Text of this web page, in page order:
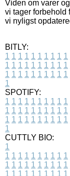
Viden om varer
vi tager forbehold
vi nyligst
BITLY:
1 1 1 1 1 1 1 1 1 1
1 1 1 1 1 1 1 1 1 1
1 1 1 1 1 1 1 1 1 1
1
SPOTIFY:
1 1 1 1 1 1 1 1 1 1
1 1 1 1 1 1 1 1 1 1
1 1 1 1 1 1 1 1 1 1
1
CUTTLY BIO:
1
1 1 1 1 1 1 1 1 1 1
1 1 1 1 1 1 1 1 1 1
1 1 1 1 1 1 1 1 1 1